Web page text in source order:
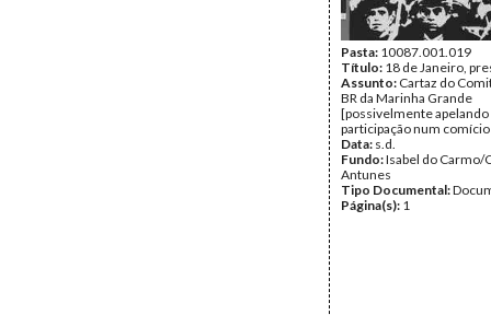
Pasta: 10087.001.019
Título: 18 de Janeiro,
Assunto: Cartaz do
BR da Marinha Grande
[possivelmente apelando
participação num
Data: s.d.
Fundo:Isabel do Carmo/
Antunes
Tipo Documental:
Página(s): 1